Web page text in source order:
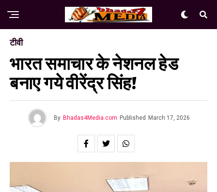
टीवी
भारत समाचार के नेशनल हेड
बनाए गये वीरेंद्र सिंह!
By Bhadas4Media.com Published March 17, 2026